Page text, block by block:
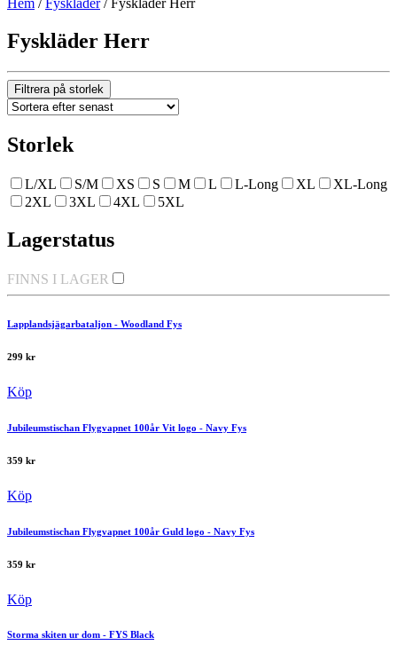
Hem / Fyskläder / Fyskläder Herr
Fyskläder Herr
Filtrera på storlek
Storlek
L/XL S/M XS S M L L-Long XL
XL-Long
2XL
3XL 4XL 5XL
Lagerstatus
FINNS I LAGER
Lapplandsjägarbataljon - Woodland Fys
299 kr
Köp
Jubileumstischan Flygvapnet 100år Vit logo - Navy Fys
359 kr
Köp
Jubileumstischan Flygvapnet 100år Guld logo - Navy Fys
359 kr
Köp
Storma skiten ur dom - FYS Black